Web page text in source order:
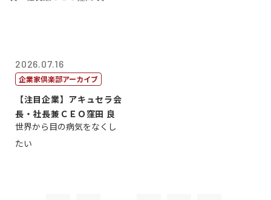
2026.07.16
企業家倶楽部アーカイブ
【注目企業】アキュセラ会
長・社長兼ＣＥＯ窪田 良
世界から目の病気をなくし
たい